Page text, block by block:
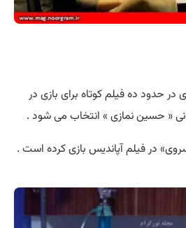
حدود ده فیلم کوتاه برای بازی در
« حسین نمازی » انتخاب می شود .
در فیلم آپاندیس بازی کرده است .